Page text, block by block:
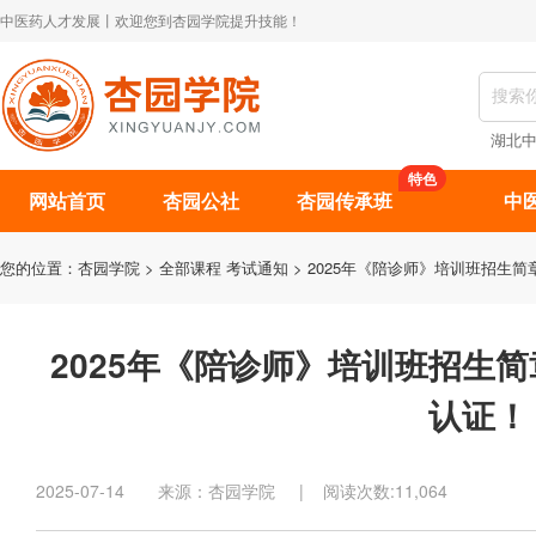
中医药人才发展丨欢迎您到杏园学院提升技能！
湖北
网站首页 杏园公社 杏园传承班
特色
中
您的位置： 杏园学院 > 全部课程 考试通知 > 2025年《陪诊师》培训班招生
2025年《陪诊师》培训班招生
认证！
2025-07-14 来源：杏园学院 | 阅读次数:11,064